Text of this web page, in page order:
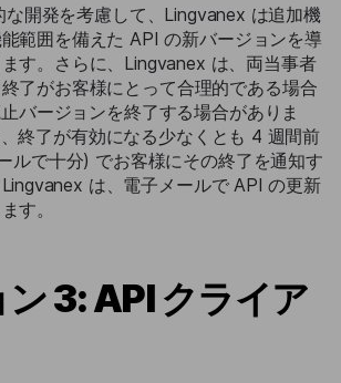
開発を考慮して、Lingvanex は追加機
範囲を備えた API の新バージョンを導
す。さらに、Lingvanex は、両当事者
了がお客様にとって合理的である場合
バージョンを終了する場合がありま
終了が有効になる少なくとも 4 週間前
ルで十分) でお客様にその終了を通知す
は、電子メールで API の更新
す。
3: API クライア